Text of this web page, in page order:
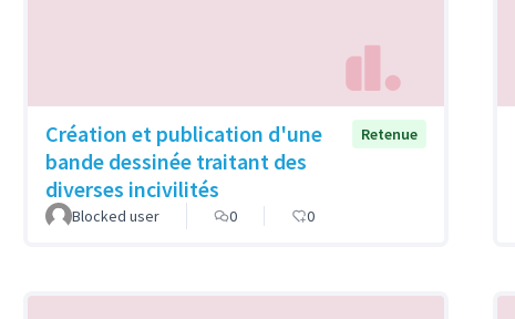
Création et publication d'une
bande dessinée traitant des
diverses incivilités
Retenue
Blocked user 0 0